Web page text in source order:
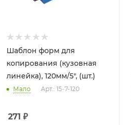
Шаблон форм для
копирования (кузовная
линейка), 120мм/5", (шт.)
Мало Арт.: 15-7-120
271 ₽